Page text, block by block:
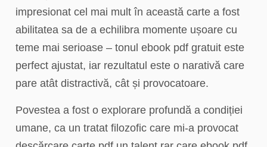
impresionat cel mai mult în această carte a fost
abilitatea sa de a echilibra momente ușoare cu
teme mai serioase – tonul ebook pdf gratuit este
perfect ajustat, iar rezultatul este o narativă care
pare atât distractivă, cât și provocatoare.
Povestea a fost o explorare profundă a condiției
umane, ca un tratat filozofic care mi-a provocat